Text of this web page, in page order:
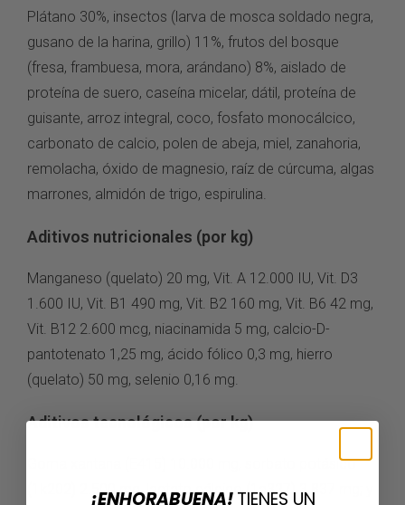
Plátano 30%, insectos (larva de mosca soldado negra,
gusano de la harina, grillo) 11%, frutos del bosque
(fresa, frambuesa, mora, arándano) 8%, aislado de
proteína de suero, caseína micelar, dátil, proteína de
guisante, arroz integral, coco, fosfato monocálcico,
carbonato de calcio, polen de abeja, miel, zanahoria,
remolacha, óxido de magnesio, raíz de cúrcuma, algas
marrones, almidón de trigo, espirulina.
Aditivos nutricionales (por kg)
Manganeso (quelato) 20 mg, Vit. A 12.000 IU, Vit. D3
1.600 IU, Vit. B1 490 mg, Vit. B2 160 mg, Vit. B6 42 mg,
Vit. B12 2.600 mcg, niacinamida 5 mg, calcio-D-
pantotenato 1,25 mg, ácido fólico 0,3 mg, hierro
(quelato) 50 mg, selenio 0,16 mg.
Aditivos tecnológicos (por kg)
Goma xantana (E415) 10.000 mg, sorbato potásico
(1k202) 2.500 mg, lactato cálcico (1a327) 3.837 mg; y
¡ENHORABUENA! TIENES UN